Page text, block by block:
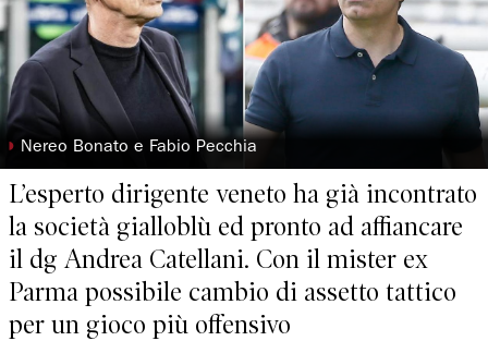
◗ Nereo Bonato e Fabio Pecchia
L’esperto dirigente veneto ha già incontrato
la società gialloblù ed pronto ad affiancare
il dg Andrea Catellani. Con il mister ex
Parma possibile cambio di assetto tattico
per un gioco più offensivo